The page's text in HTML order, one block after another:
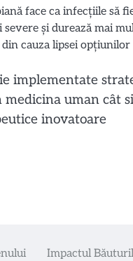
face ca infecțiile să
și durează mai
cauza lipsei
implementate
uman cât
inovatoare
Impactul